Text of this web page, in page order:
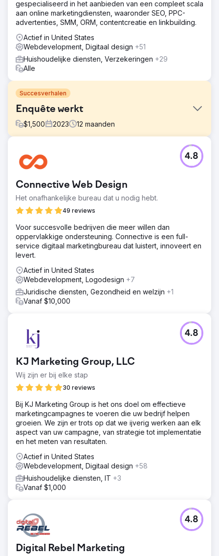
gespecialiseerd in het aanbieden van een compleet scala
aan online marketingdiensten, waaronder SEO, PPC-
advertenties, SMM, ORM, contentcreatie en linkbuilding.
Actief in United States
Webdevelopment, Digitaal design +51
Huishoudelijke diensten, Verzekeringen +29
Alle
Succesverhalen
Enquête werkt
$1,500 2023 12 maanden
Mond-tot-mondreclame en verwijzingen werkten goed
om nieuwe klanten binnen te halen, maar het was niet
verschillende doorgewinterde concurrenten met veel
beoordelingen die actief investeerden in SEO.
Oplossing
locatiepagina's en conversie-elementen werden
geoptimaliseerd. We startten een doorlopend
linkbuildingprogramma dat resulteerde in dominante
rankings in maps en organisch zoeken.
Resultaat
De toegenomen zichtbaarheid via kaarten en
verbeteringen in de organische rangschikking
resulteerden in een omzetstijging van 700% in 1 jaar.
Connective Web Design
Het onafhankelijke bureau dat u nodig hebt.
49 reviews
4.8
Voor succesvolle bedrijven die meer willen dan
oppervlakkige ondersteuning. Connective is een full-
service digitaal marketingbureau dat luistert, innoveert en
levert.
Actief in United States
Webdevelopment, Logodesign +7
Juridische diensten, Gezondheid en welzijn +1
Vanaf $10,000
KJ Marketing Group, LLC
Wij zijn er bij elke stap
30 reviews
4.8
Bij KJ Marketing Group is het ons doel om effectieve
marketingcampagnes te voeren die uw bedrijf helpen
groeien. We zijn er trots op dat we ijverig werken aan elk
aspect van uw campagne, van strategie tot implementatie
en het meten van resultaten.
Actief in United States
Webdevelopment, Digitaal design +58
Huishoudelijke diensten, IT +3
Vanaf $1,000
Digital Rebel Marketing
4.8